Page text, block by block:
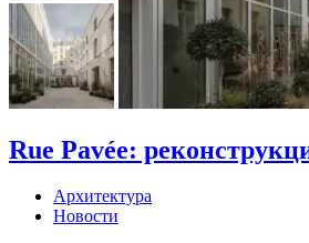
Rue Pavée:
Архитектура
Новости